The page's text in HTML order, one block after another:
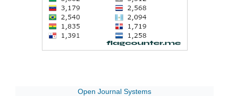
Open Journal Systems